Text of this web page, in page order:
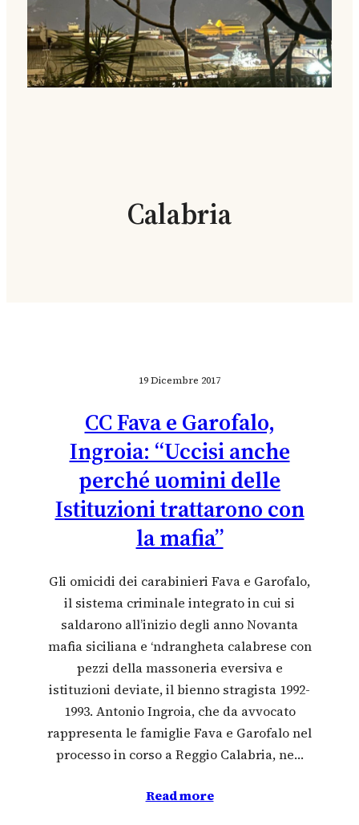
Calabria
19 Dicembre 2017
CC Fava e Garofalo,
Ingroia: “Uccisi anche
perché uomini delle
Istituzioni trattarono con
la mafia”
Gli omicidi dei carabinieri Fava e Garofalo,
il sistema criminale integrato in cui si
saldarono all’inizio degli anno Novanta
mafia siciliana e ‘ndrangheta calabrese con
pezzi della massoneria eversiva e
istituzioni deviate, il bienno stragista 1992-
1993. Antonio Ingroia, che da avvocato
rappresenta le famiglie Fava e Garofalo nel
processo in corso a Reggio Calabria, ne…
Read more